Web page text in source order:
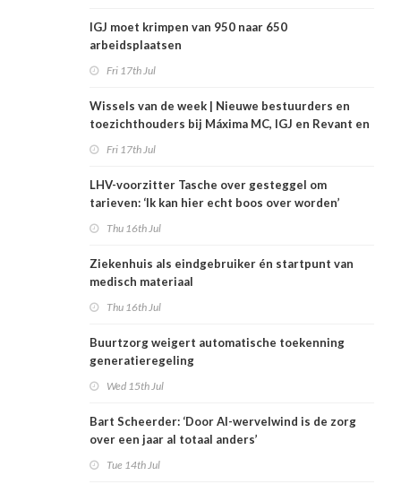
IGJ moet krimpen van 950 naar 650
arbeidsplaatsen
Fri 17th Jul
Wissels van de week | Nieuwe bestuurders en
toezichthouders bij Máxima MC, IGJ en Revant en
Fri 17th Jul
LHV-voorzitter Tasche over gesteggel om
tarieven: ‘Ik kan hier echt boos over worden’
Thu 16th Jul
Ziekenhuis als eindgebruiker én startpunt van
medisch materiaal
Thu 16th Jul
Buurtzorg weigert automatische toekenning
generatieregeling
Wed 15th Jul
Bart Scheerder: ‘Door AI-wervelwind is de zorg
over een jaar al totaal anders’
Tue 14th Jul